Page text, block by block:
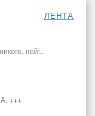
ЛЕНТА
пой!..
+++